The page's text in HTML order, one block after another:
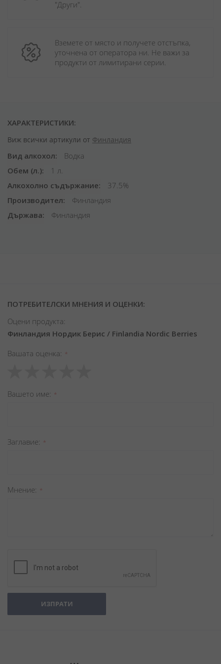
"Други".
Вземете от място и получете отстъпка,
уточнена от оператора ни. Не важи за
продукти от лимитирани серии.
ХАРАКТЕРИСТИКИ:
Виж всички артикули от Финландия
Вид алкохол
Водка
Обем (л.)
1 л.
Алкохолно съдържание
37.5%
Производител
Финландия
Държава
Финландия
ПОТРЕБИТЕЛСКИ МНЕНИЯ И ОЦЕНКИ:
Оцени продукта:
Финландия Нордик Берис / Finlandia Nordic Berries
Вашата оценка
star
stars
stars
stars
stars
Вашето име
Заглавиe
Мнение
ИЗПРАТИ